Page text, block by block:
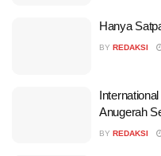
Hanya
BY REDAKSI
Anugerah
BY REDAKSI